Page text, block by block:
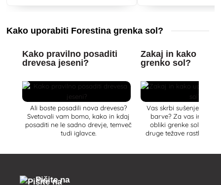
Kako uporabiti Forestina grenka sol?
Kako pravilno posaditi
drevesa jeseni?
Ali boste posadili nova drevesa?
Svetovali vam bomo, kako in kdaj
posaditi ne le sadno drevje, temveč
tudi iglavce.
Zakaj in kako
grenko sol?
Vas skrbi sušenje listov
barve? Za vas imamo
obliki grenke soli, ki
druge težave rastlin. O
Pišite na